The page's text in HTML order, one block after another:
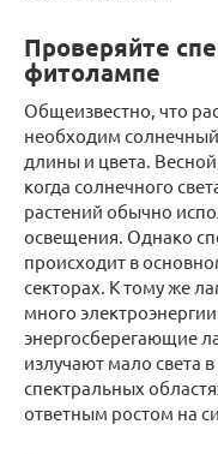
Проверяйте
фитолампе
Общеизвестно, что
необходим
длины и цвета.
когда солнечного
растений обычно
освещения. Однако
происходит в
секторах. К тому же
много
энергосберегающие
излучают мало света
спектральных
ответным ростом на